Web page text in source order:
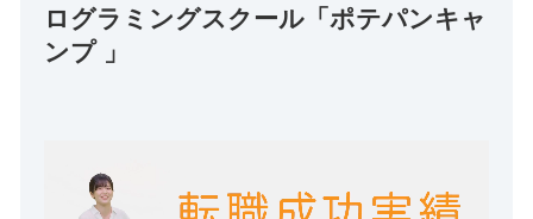
ログラミングスクール「ポテパンキャ
ンプ 」